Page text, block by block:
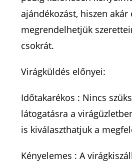
ajándékozást, hiszen
megrendelhetjük
csokrát.
Virágküldés előnyei:
Időtakarékos : Nincs
látogatásra a
is kiválaszthatjuk a
Kényelemes : A